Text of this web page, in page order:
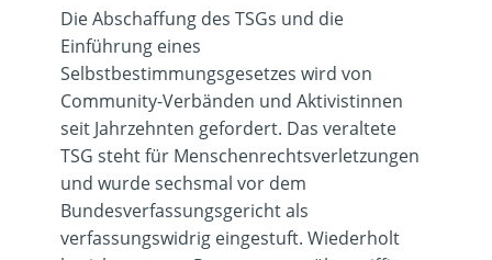
Die Abschaffung des TSGs und die
Einführung eines
Selbstbestimmungsgesetzes wird von
Community-Verbänden und Aktivistinnen
seit Jahrzehnten gefordert. Das veraltete
TSG steht für Menschenrechtsverletzungen
und wurde sechsmal vor dem
Bundesverfassungsgericht als
verfassungswidrig eingestuft. Wiederholt